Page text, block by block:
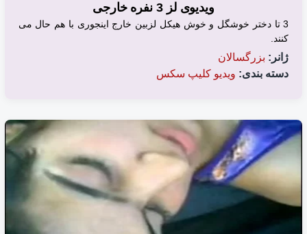
ویدیوی لز 3 نفره خارجی
3 تا دختر خوشگل و خوش هیکل لزبین خارج اینجوری با هم حال می
کنند.
ژانر: بزرگسالان
دسته بندی: ویدیو کلیپ سکس